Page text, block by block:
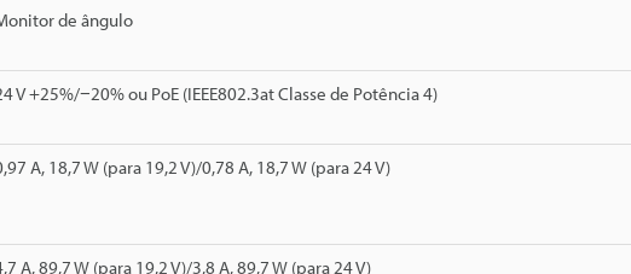
de ângulo
V +25%/−20% ou PoE (IEEE802.3at Classe de Potência 4)
A, 18,7 W (para 19,2 V)/0,78 A, 18,7 W (para 24 V)
A, 89,7 W (para 19,2 V)/3,8 A, 89,7 W (para 24 V)